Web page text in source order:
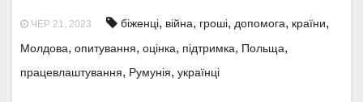
ЧЕР 21, 2023 біженці, війна, гроші, допомога, країни,
Молдова, опитування, оцінка, підтримка, Польща,
працевлаштування, Румунія, українці